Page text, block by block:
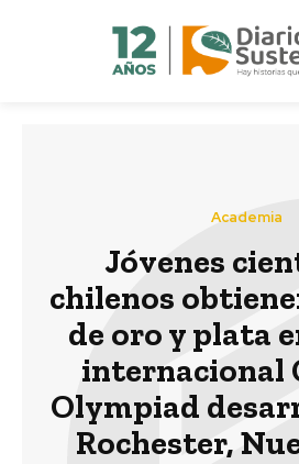
Academia
Jóvenes
chilenos
de oro y plata
internacional
Olympiad
Rochester,